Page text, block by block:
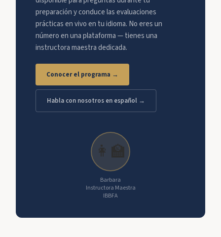
preparación y conduce las evaluaciones
prácticas en vivo en tu idioma. No eres un
número en una plataforma — tienes una
instructora maestra dedicada.
Conocer el programa →
Habla con nosotros en español →
👩‍🏫
Barbara
Instructora Maestra
IBBFA